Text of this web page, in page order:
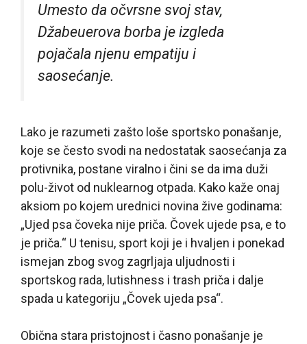
Umesto da očvrsne svoj stav,
Džabeuerova borba je izgleda
pojačala njenu empatiju i
saosećanje.
Lako je razumeti zašto loše sportsko ponašanje,
koje se često svodi na nedostatak saosećanja za
protivnika, postane viralno i čini se da ima duži
polu-život od nuklearnog otpada. Kako kaže onaj
aksiom po kojem urednici novina žive godinama:
„Ujed psa čoveka nije priča. Čovek ujede psa, e to
je priča.“ U tenisu, sport koji je i hvaljen i ponekad
ismejan zbog svog zagrljaja uljudnosti i
sportskog rada, lutishness i trash priča i dalje
spada u kategoriju „Čovek ujeda psa“.
Obična stara pristojnost i časno ponašanje je